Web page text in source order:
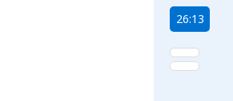
26:13